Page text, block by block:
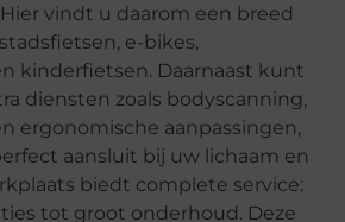
vindt u daarom een breed
e-bikes,
kinderfietsen. Daarnaast kunt
diensten zoals bodyscanning,
ergonomische aanpassingen,
aansluit bij uw lichaam en
biedt complete service:
tot groot onderhoud. Deze